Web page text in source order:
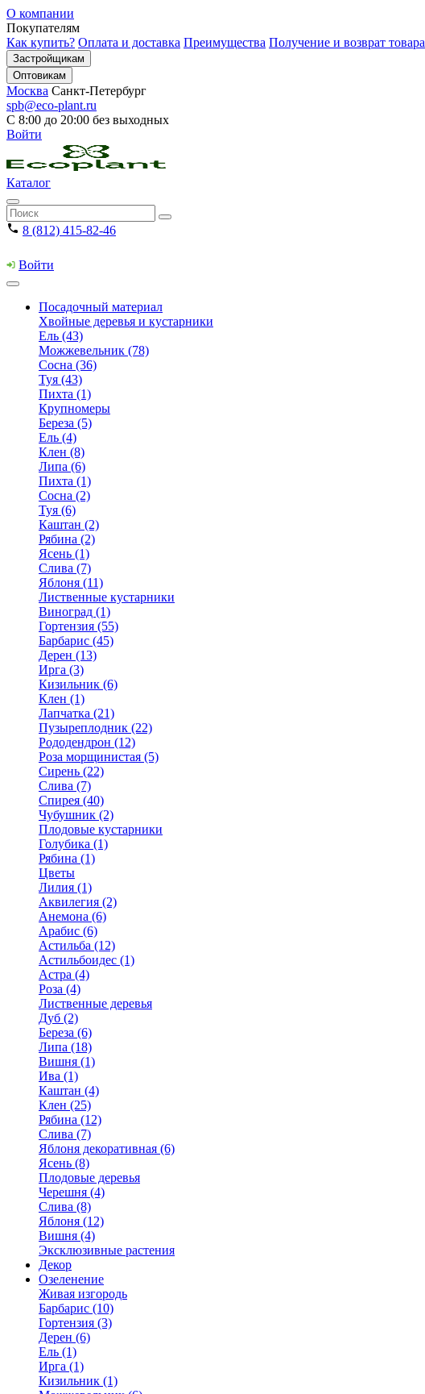
О компании
Покупателям
Как купить? Оплата и доставка Преимущества Получение и возврат товара
Застройщикам
Оптовикам
Москва Санкт-Петербург
spb@eco-plant.ru
С 8:00 до 20:00 без выходных
Войти
Каталог
8 (812) 415-82-46
Войти
Посадочный материал
Хвойные деревья и кустарники
Ель (43)
Можжевельник (78)
Сосна (36)
Туя (43)
Пихта (1)
Крупномеры
Береза (5)
Ель (4)
Клен (8)
Липа (6)
Пихта (1)
Сосна (2)
Туя (6)
Каштан (2)
Рябина (2)
Ясень (1)
Слива (7)
Яблоня (11)
Лиственные кустарники
Виноград (1)
Гортензия (55)
Барбарис (45)
Дерен (13)
Ирга (3)
Кизильник (6)
Клен (1)
Лапчатка (21)
Пузыреплодник (22)
Рододендрон (12)
Роза морщинистая (5)
Сирень (22)
Слива (7)
Спирея (40)
Чубушник (2)
Плодовые кустарники
Голубика (1)
Рябина (1)
Цветы
Лилия (1)
Аквилегия (2)
Анемона (6)
Арабис (6)
Астильба (12)
Астильбоидес (1)
Астра (4)
Роза (4)
Лиственные деревья
Дуб (2)
Береза (6)
Липа (18)
Вишня (1)
Ива (1)
Каштан (4)
Клен (25)
Рябина (12)
Слива (7)
Яблоня декоративная (6)
Ясень (8)
Плодовые деревья
Черешня (4)
Слива (8)
Яблоня (12)
Вишня (4)
Эксклюзивные растения
Декор
Озеленение
Живая изгородь
Барбарис (10)
Гортензия (3)
Дерен (6)
Ель (1)
Ирга (1)
Кизильник (1)